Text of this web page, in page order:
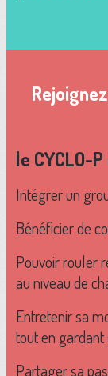
le CYCLO-
Intégrer un
Bénéficier de
Pouvoir rouler
au niveau de
Entretenir sa
tout en
Partager sa